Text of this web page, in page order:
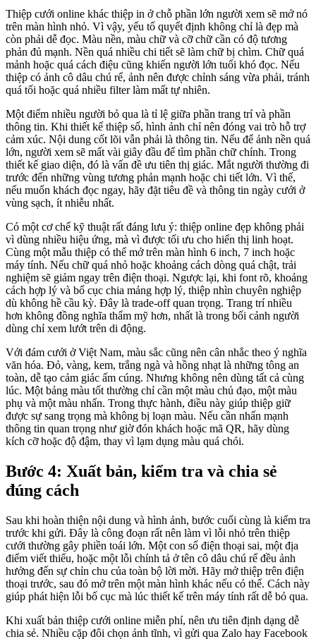
Thiệp cưới online khác thiệp in ở chỗ phần lớn người xem sẽ mở nó
trên màn hình nhỏ. Vì vậy, yếu tố quyết định không chỉ là đẹp mà
còn phải dễ đọc. Màu nền, màu chữ và cỡ chữ cần có độ tương
phản đủ mạnh. Nền quá nhiều chi tiết sẽ làm chữ bị chìm. Chữ quá
mảnh hoặc quá cách điệu cũng khiến người lớn tuổi khó đọc. Nếu
thiệp có ảnh cô dâu chú rể, ảnh nên được chỉnh sáng vừa phải, tránh
quá tối hoặc quá nhiều filter làm mất tự nhiên.
Một điểm nhiều người bỏ qua là tỉ lệ giữa phần trang trí và phần
thông tin. Khi thiết kế thiệp số, hình ảnh chỉ nên đóng vai trò hỗ trợ
cảm xúc. Nội dung cốt lõi vẫn phải là thông tin. Nếu để ảnh nền quá
lớn, người xem sẽ mất vài giây đầu để tìm phần chữ chính. Trong
thiết kế giao diện, đó là vấn đề ưu tiên thị giác. Mắt người thường đi
trước đến những vùng tương phản mạnh hoặc chi tiết lớn. Vì thế,
nếu muốn khách đọc ngay, hãy đặt tiêu đề và thông tin ngày cưới ở
vùng sạch, ít nhiễu nhất.
Có một cơ chế kỹ thuật rất đáng lưu ý: thiệp online đẹp không phải
vì dùng nhiều hiệu ứng, mà vì được tối ưu cho hiển thị linh hoạt.
Cùng một mẫu thiệp có thể mở trên màn hình 6 inch, 7 inch hoặc
máy tính. Nếu chữ quá nhỏ hoặc khoảng cách dòng quá chật, trải
nghiệm sẽ giảm ngay trên điện thoại. Ngược lại, khi font rõ, khoảng
cách hợp lý và bố cục chia mảng hợp lý, thiệp nhìn chuyên nghiệp
dù không hề cầu kỳ. Đây là trade-off quan trọng. Trang trí nhiều
hơn không đồng nghĩa thẩm mỹ hơn, nhất là trong bối cảnh người
dùng chỉ xem lướt trên di động.
Với đám cưới ở Việt Nam, màu sắc cũng nên cân nhắc theo ý nghĩa
văn hóa. Đỏ, vàng, kem, trắng ngà và hồng nhạt là những tông an
toàn, dễ tạo cảm giác ấm cúng. Nhưng không nên dùng tất cả cùng
lúc. Một bảng màu tốt thường chỉ cần một màu chủ đạo, một màu
phụ và một màu nhấn. Trong thực hành, điều này giúp thiệp giữ
được sự sang trọng mà không bị loạn màu. Nếu cần nhấn mạnh
thông tin quan trọng như giờ đón khách hoặc mã QR, hãy dùng
kích cỡ hoặc độ đậm, thay vì lạm dụng màu quá chói.
Bước 4: Xuất bản, kiểm tra và chia sẻ
đúng cách
Sau khi hoàn thiện nội dung và hình ảnh, bước cuối cùng là kiểm tra
trước khi gửi. Đây là công đoạn rất nên làm vì lỗi nhỏ trên thiệp
cưới thường gây phiền toái lớn. Một con số điện thoại sai, một địa
điểm viết thiếu, hoặc một lỗi chính tả ở tên cô dâu chú rể đều ảnh
hưởng đến sự chỉn chu của toàn bộ lời mời. Hãy mở thiệp trên điện
thoại trước, sau đó mở trên một màn hình khác nếu có thể. Cách này
giúp phát hiện lỗi bố cục mà lúc thiết kế trên máy tính rất dễ bỏ qua.
Khi xuất bản thiệp cưới online miễn phí, nên ưu tiên định dạng dễ
chia sẻ. Nhiều cặp đôi chọn ảnh tĩnh, vì gửi qua Zalo hay Facebook